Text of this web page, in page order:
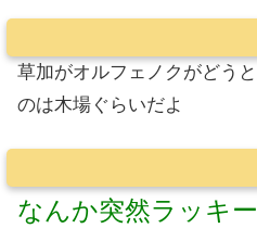
草加がオルフェノクがどう
のは木場ぐらいだよ
なんか突然ラッキ